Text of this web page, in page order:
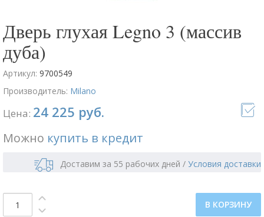
Дверь глухая Legno 3 (массив
дуба)
Артикул: 9700549
Производитель: Milano
Цена: 24 225 руб.
Можно купить в кредит
Доставим за 55 рабочих дней / Условия доставки
В КОРЗИНУ